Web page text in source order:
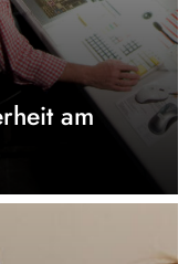
am